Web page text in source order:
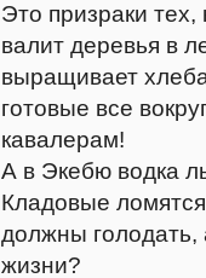
Это призраки тех,
валит деревья в
выращивает
готовые все
кавалерам!
А в Экебю водка
Кладовые
должны голодать,
жизни?